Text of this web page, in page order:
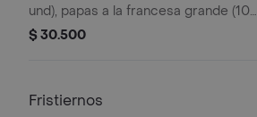
und), papas a la francesa grande (100
g), gaseosa (400 ml)
$ 30.500
Fristiernos